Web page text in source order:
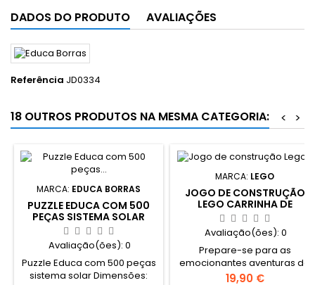
DADOS DO PRODUTO AVALIAÇÕES
Referência JD0334
18 OUTROS PRODUTOS NA MESMA CATEGORIA: >
<
MARCA: EDUCA BORRAS
PUZZLE EDUCA COM 500
PEÇAS SISTEMA SOLAR
Avaliação(ões): 0
Puzzle Educa com 500 peças
sistema solar Dimensões:
MARCA: LEGO
JOGO DE CONSTRUÇÃO
LEGO CARRINHA DE
TRANSPORTE DE
PRISIONEIROS DA POLÍCIA
Avaliação(ões): 0
Prepare-se para as
emocionantes aventuras de
fuga da prisão com o set
Preço
19,90 €